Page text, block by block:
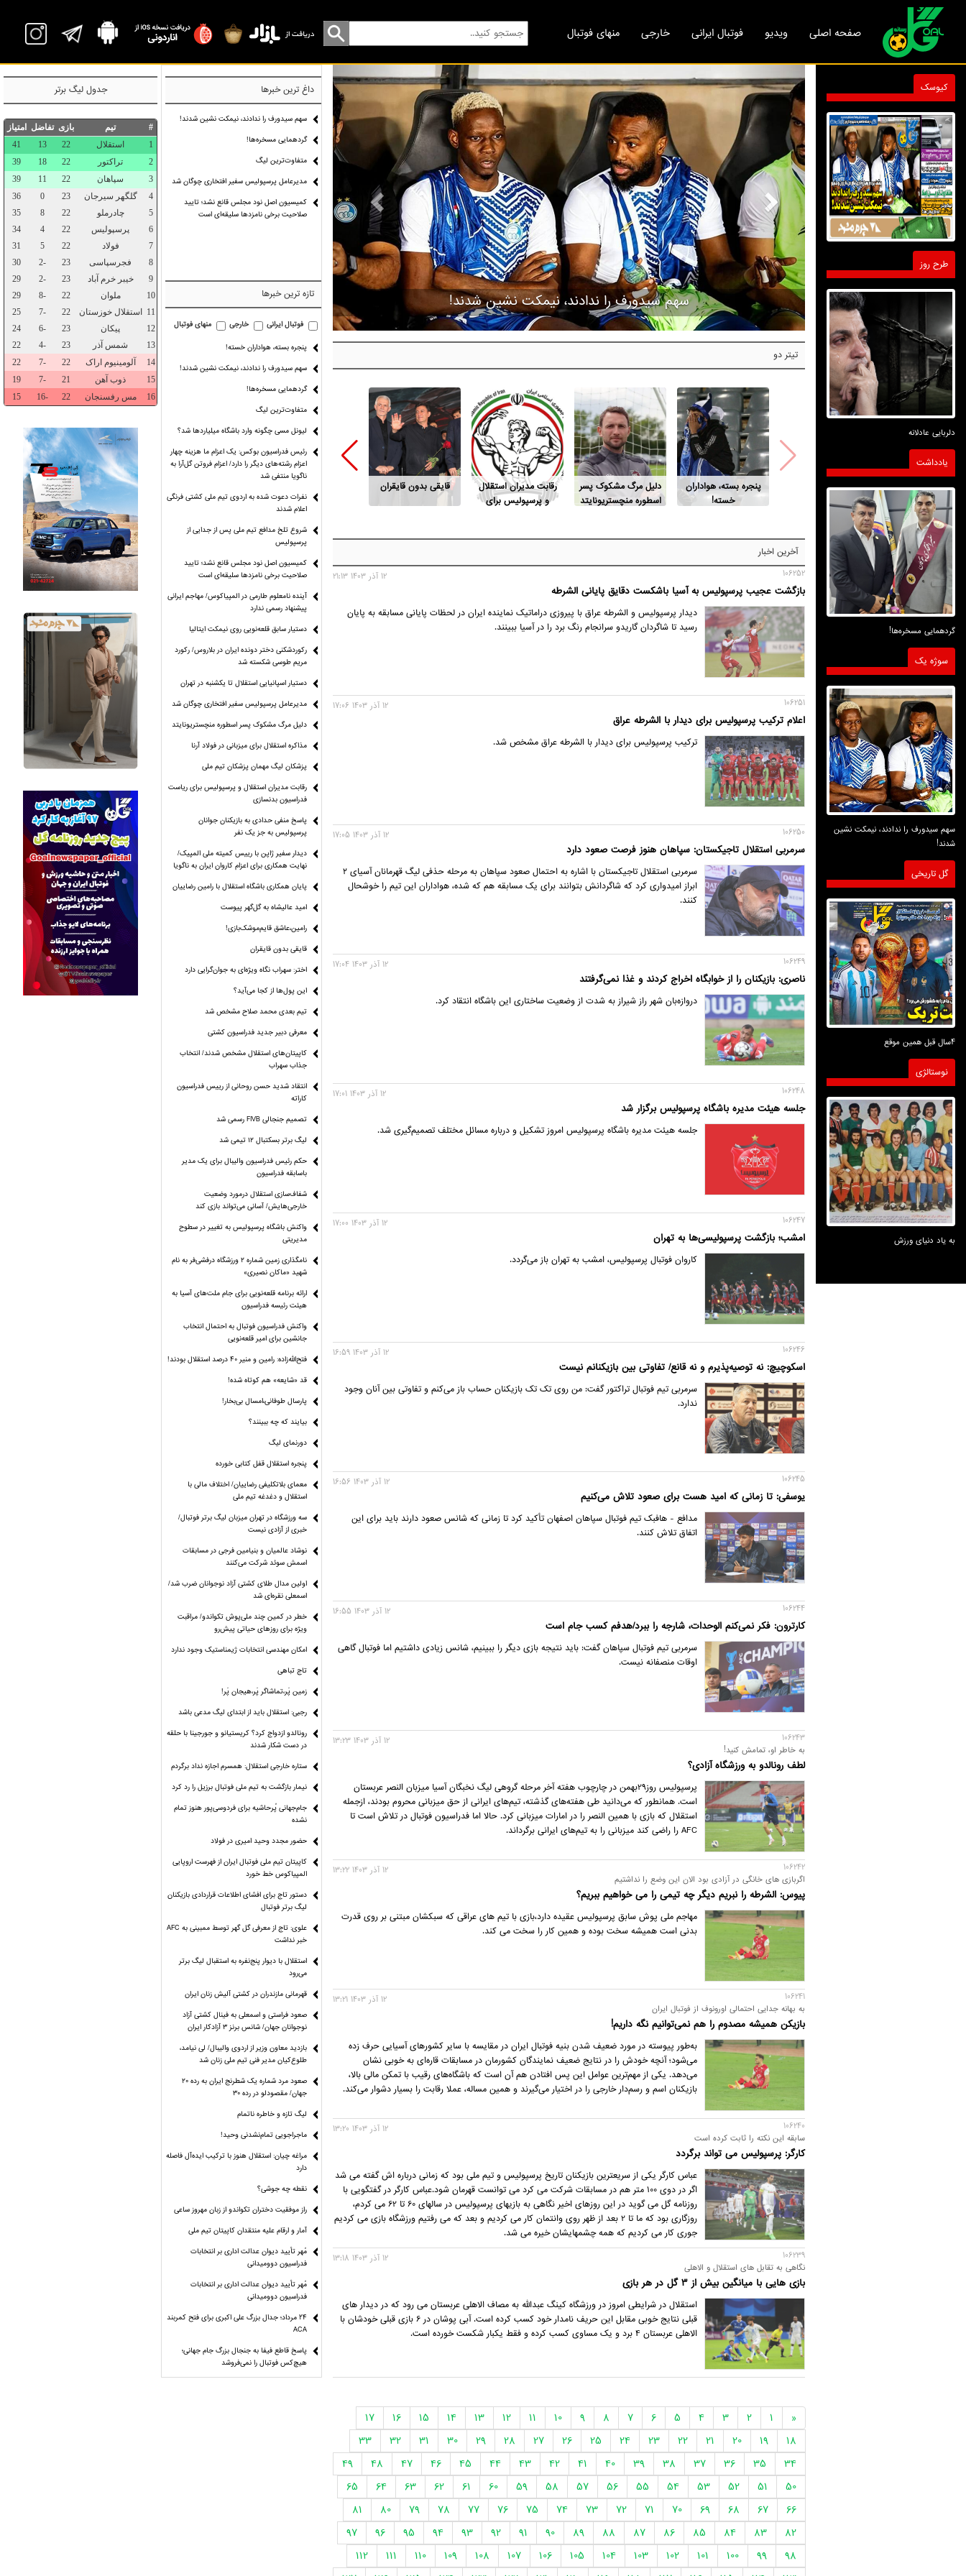
صفحه اصلی ویدیو فوتبال ایرانی خارجی منهای فوتبال
گردهمایی مسخره‌ها!
Previous Next
تیتر دو
پنجره بسته، هواداران
خسته!
دلیل مرگ مشکوک پسر
اسطوره منچستریونایتد
رقابت مدیران استقلال
و پرسپولیس برای
قایقی بدون قایقران
می‌آید؟
شده!
پارسال طوفانی،امسال
بی‌بخار!
زمین
آخرین اخبار
106252
بازگشت عجیب پرسپولیس به آسیا باشکست دقایق پایانی الشرطه
12 آذر 1403 21:13
دیدار پرسپولیس و الشرطه عراق با پیروزی دراماتیک نماینده ایران در لحظات پایانی مسابقه به پایان
رسید تا شاگردان گاریدو سرانجام رنگ برد را در آسیا ببینند.
106251
اعلام ترکیب پرسپولیس برای دیدار با الشرطه عراق
12 آذر 1403 17:06
ترکیب پرسپولیس برای دیدار با الشرطه عراق مشخص شد.
106250
سرمربی استقلال تاجیکستان: سپاهان هنوز فرصت صعود دارد
12 آذر 1403 17:05
سرمربی استقلال تاجیکستان با اشاره به احتمال صعود سپاهان به مرحله حذفی لیگ قهرمانان آسیای ۲
ابراز امیدواری کرد که شاگردانش بتوانند برای یک مسابقه هم که شده، هواداران این تیم را خوشحال
کنند.
106249
ناصری: بازیکنان را از خوابگاه اخراج کردند و غذا نمی‌گرفتند
12 آذر 1403 17:04
دروازه‌بان شهر راز شیراز به شدت از وضعیت ساختاری این باشگاه انتقاد کرد.
106248
جلسه هیئت مدیره باشگاه پرسپولیس برگزار شد
12 آذر 1403 17:01
جلسه هیئت مدیره باشگاه پرسپولیس امروز تشکیل و درباره مسائل مختلف تصمیم‌گیری شد.
106247
امشب؛ بازگشت پرسپولیسی‌ها به تهران
12 آذر 1403 17:00
کاروان فوتبال پرسپولیس، امشب به تهران باز می‌گردد.
106246
اسکوچیچ: نه توصیه‌پذیرم و نه قانع/ تفاوتی بین بازیکنانم نیست
12 آذر 1403 16:59
سرمربی تیم فوتبال تراکتور گفت: من روی تک تک بازیکنان حساب باز می‌کنم و تفاوتی بین آنان وجود
ندارد.
106245
یوسفی: تا زمانی که امید هست برای صعود تلاش می‌کنیم
12 آذر 1403 16:56
مدافع - هافبک تیم فوتبال سپاهان اصفهان تأکید کرد تا زمانی که شانس صعود دارند باید برای این
اتفاق تلاش کنند.
106244
کارترون: فکر نمی‌کنم الوحدات، شارجه را ببرد/هدفم کسب جام است
12 آذر 1403 16:55
سرمربی تیم فوتبال سپاهان گفت: باید نتیجه بازی دیگر را ببینیم، شانس زیادی داشتیم اما فوتبال گاهی
اوقات منصفانه نیست.
106243
به خاطر او، تمامش کنید!
لطف رونالدو به ورزشگاه آزادی؟
12 آذر 1403 13:23
پرسپولیس روز29بهمن در چارچوب هفته آخر مرحله گروهی لیگ نخبگان آسیا میزبان النصر عربستان
است. همانطور که می‌دانید طی هفته‌های گذشته، تیم‌های ایرانی از حق میزبانی محروم بودند، ازجمله
استقلال که بازی با همین النصر را در امارات میزبانی کرد. حالا اما فدراسیون فوتبال در تلاش است تا
AFC را راضی کند میزبانی را به تیم‌های ایرانی برگرداند.
106242
اگربازی های خانگی در آزادی بود الان این وضع را نداشتیم
پیوس: الشرطه را نبریم دیگر چه تیمی را می خواهیم ببریم؟
12 آذر 1403 13:22
مهاجم ملی پوش سابق پرسپولیس عقیده دارد،بازی با تیم های عراقی که سبکشان مبتنی بر روی قدرت
بدنی است همیشه سخت بوده و همین کار را سخت می کند.
106241
به بهانه جدایی احتمالی اورونوف از فوتبال ایران
بازیکن همیشه مصدوم را هم نمی‌توانیم نگه داریم!
12 آذر 1403 13:21
به‌طور پیوسته در مورد ضعیف شدن بنیه فوتبال ایران در مقایسه با سایر کشورهای آسیایی حرف زده
می‌شود؛ آنچه خودش را در نتایج ضعیف نمایندگان کشورمان در مسابقات قاره‌ای به خوبی نشان
می‌دهد. یکی از مهم‌ترین عوامل این پس افتادن هم آن است که باشگاه‌های رقیب با تمکن مالی بالا،
بازیکنان اسم و رسم‌دار خارجی را در اختیار می‌گیرند و همین مساله، عملا رقابت را بسیار دشوار می‌کند.
106240
سابقه این نکته را ثابت کرده است
کارگر: پرسپولیس می تواند برگردد
12 آذر 1403 13:20
عباس کارگر یکی از سریعترین بازیکنان تاریخ پرسپولیس و تیم ملی بود که زمانی درباره اش گفته می شد
اگر در دوی 100 متر هم در مسابقات شرکت می کرد می توانست قهرمان شود.عباس کارگر در گفتگویی با
روزنامه گل می گوید در این روزهای اخیر نگاهی به بازیهای پرسپولیس در سالهای 60 تا 62 می کردم،
روزگاری بود که ما تا 2 بعد از ظهر روی وانتمان کار می کردیم و بعد که می رفتیم ورزشگاه بازی می کردیم
جوری کار می کردیم که همه چشمهایشان خیره می شد.
106239
نگاهی به تقابل های استقلال و الاهلی
بازی هایی با میانگین بیش از 3 گل در هر بازی
12 آذر 1403 13:18
استقلال در شرایطی امروز در ورزشگاه کینگ عبدالله به مصاف الاهلی عربستان می رود که در دیدار های
قبلی نتایج خوبی مقابل این حریف نامدار خود کسب کرده است. آبی پوشان در 6 بازی قبلی خودشان با
الاهلی عربستان 4 برد و یک مساوی کسب کرده و فقط یکبار شکست خورده است.
«
1
2
3
4
5
6
7
8
9
10
11
12
13
14
15
16
17
18
19
20
21
22
23
24
25
26
27
28
29
30
31
32
33
34
35
36
37
38
39
40
41
42
43
44
45
46
47
48
49
50
51
52
53
54
55
56
57
58
59
60
61
62
63
64
65
66
67
68
69
70
71
72
73
74
75
76
77
78
79
80
81
82
83
84
85
86
87
88
89
90
91
92
93
94
95
96
97
98
99
100
101
102
103
104
105
106
107
108
109
110
111
112
کیوسک
طرح روز
دلربایی عادلانه
یادداشت
گردهمایی مسخره‌ها!
سوژه یک
سهم سیدورف را ندادند، نیمکت نشین
شدند!
گل تاریخی
4سال قبل همین موقع
نوستالژی
به یاد دنیای ورزش
داغ ترین خبرها
سهم سیدورف را ندادند، نیمکت نشین شدند!
گردهمایی مسخره‌ها!
متفاوت‌ترین لیگ
مدیرعامل پرسپولیس سفیر افتخاری چوگان شد
کمیسیون اصل نود مجلس قانع نشد؛ تایید
صلاحیت برخی نامزدها سلیقه‌ای است
تازه ترین خبرها
فوتبال ایرانی خارجی منهای فوتبال
پنجره بسته، هواداران خسته!
سهم سیدورف را ندادند، نیمکت نشین شدند!
گردهمایی مسخره‌ها!
متفاوت‌ترین لیگ
لیونل مسی چگونه وارد باشگاه میلیاردها شد؟
رئیس فدراسیون بوکس: یک اعزام ما هزینه چهار
اعزام رشته‌های دیگر را دارد/ اعزام فروتن گل‌آرا به
ناگویا منتفی شد
نفرات دعوت شده به اردوی تیم ملی کشتی فرنگی
اعلام شدند
شروع تلخ مدافع تیم ملی پس از جدایی از
پرسپولیس
کمیسیون اصل نود مجلس قانع نشد؛ تایید
صلاحیت برخی نامزدها سلیقه‌ای است
آینده نامعلوم طارمی در المپیاکوس/ مهاجم ایرانی
پیشنهاد رسمی ندارد
دستیار سابق قلعه‌نویی روی نیمکت ایتالیا
رکوردشکنی دختر دونده ایران در بلاروس/ رکورد
مریم طوسی شکسته شد
دستیار اسپانیایی استقلال تا یکشنبه در تهران
مدیرعامل پرسپولیس سفیر افتخاری چوگان شد
دلیل مرگ مشکوک پسر اسطوره منچستریونایتد
مذاکره استقلال برای میزبانی در فولاد آرنا
پزشکان لیگ مهمان پزشکان تیم ملی
رقابت مدیران استقلال و پرسپولیس برای ریاست
فدراسیون بدنسازی
پاسخ منفی حدادی به بازیکنان جوانان
پرسپولیس به جز یک نفر
دیدار سفیر ژاپن با رییس کمیته ملی المپیک/
نهایت همکاری برای اعزام کاروان ایران به ناگویا
پایان همکاری باشگاه استقلال با رامین رضاییان
امید عالیشاه به گل‌گهر پیوست
رامین،عاشق قایم‌موشک‌بازی!
قایقی بدون قایقران
اختر: سهراب نگاه ویژه‌ای به جوان‌گرایی دارد
این پول‌ها از کجا می‌آید؟
تیم بعدی محمد صلاح مشخص شد
معرفی دبیر جدید فدراسیون کشتی
کاپیتان‌های استقلال مشخص شدند/ انتخاب
جذاب سهراب
انتقاد شدید حسن روحانی از رییس فدراسیون
کاراته
تصمیم جنجالی FIVB رسمی شد
لیگ برتر بسکتبال ۱۲ تیمی شد
حکم رئیس فدراسیون والیبال برای یک مدیر
باسابقه فدراسیون
شفاف‌سازی استقلال درمورد وضعیت
خارجی‌هایش/ آسانی می‌تواند بازی کند
واکنش باشگاه پرسپولیس به تغییر در سطوح
مدیریتی
نامگذاری زمین شماره ۲ ورزشگاه درفشی‌فر به نام
شهید «ماکان نصیری»
ارائه برنامه‌ قلعه‌نویی برای جام ملت‌های آسیا به
هیئت رئیسه فدراسیون
واکنش فدراسیون فوتبال به احتمال انتخاب
جانشین برای امیر قلعه‌نویی
فتح‌الله‌زاده: رامین و منیر 40 درصد استقلال بودند!
قد «شایعه» هم کوتاه شده!
پارسال طوفانی،امسال بی‌بخار!
بیایند که چه ببینند؟
دورنمای لیگ
پنجره‌ استقلال قفل کتابی خورده
معمای بلاتکلیفی رضاییان/ اختلاف مالی با
استقلال و دغدغه تیم ملی
سه ورزشگاه در تهران میزبان لیگ برتر فوتبال/
خبری از آزادی نیست
نوشاد عالمیان و بنیامین فرجی در مسابقات
اسمش سوئد شرکت می‌کنند
اولین مدال طلای کشتی آزاد نوجوانان ضرب شد/
اسمعلی نقره‌ای شد
خطر در کمین چند ملی‌پوش تکواندو/ مراقبت
ویژه برای روزهای حیاتی پیش‌رو
امکان مهندسی انتخابات ژیمناستیک وجود ندارد
تاج تباهی
زمین پَر،تماشاگر پَر،هیجان پَر!
رجبی: استقلال باید از ابتدای لیگ مدعی باشد
رونالدو ازدواج کرد؟ کریستیانو و جورجینا با حلقه
در دست شکار شدند
ستاره خارجی استقلال: همسرم اجازه نداد برگردم
نیمار بازگشت به تیم ملی فوتبال برزیل را رد کرد
جام‌جهانی پُرحاشیه برای فردوسی‌پور هنوز تمام
نشده
حضور مجدد وحید امیری در فولاد
کاپیتان تیم ملی فوتبال ایران از فهرست اروپایی
المپیاکوس خط خورد
دستور تاج برای افشای اطلاعات قراردادی بازیکنان
لیگ برتر فوتبال
علوی: تاج از معرفی گل گهر توسط ممبینی به AFC
خبر نداشت
استقلال با دیوار پنج‌نفره به استقبال لیگ برتر
می‌رود
قهرمانی مازندران در کشتی آلیش زنان ایران
صعود فراستی و اسمعلی به فینال کشتی آزاد
نوجوانان جهان/ شانس برنز ۳ آزادکار ایران
بازدید معاون وزیر از اردوی والیبال/ لی نیامد،
طلوع‌کیان مدیر فنی تیم ملی زنان شد
صعود مرد شماره یک شطرنج ایران به رده ۲۰
جهان/ مقصودلو در رده ۳۰
لیگ تازه و خاطره ناتمام
ماجراجویی تمام‌نشدنی وحید!
مراغه چیان: استقلال هنوز با ترکیب ایده‌آل فاصله
دارد
نقطه چه جوشی؟
راز موفقیت دختران تکواندو از زبان مهروز ساعی
آمار و ارقام علیه منتقدان کاپیتان تیم ملی
مُهر تأیید دیوان عدالت اداری بر انتخابات
فدراسیون دوومیدانی
مُهر تأیید دیوان عدالت اداری بر انتخابات
فدراسیون دوومیدانی
24 مرداد؛ جدال بزرگ علی‌ اکبری برای فتح کمربند
ACA
پاسخ قاطع فیفا به جنجال بزرگ جام جهانی؛
هیچ‌کس فوتبال را نمی‌فروشد
جدول لیگ برتر